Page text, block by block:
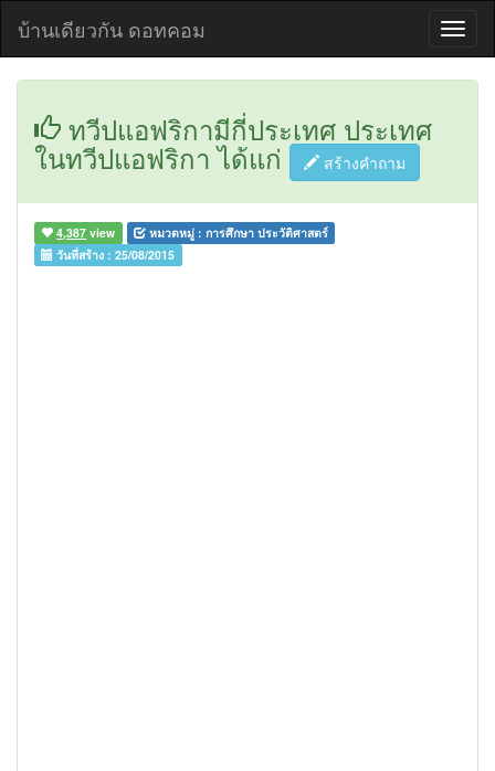
บ้านเดียวกัน ดอทคอม
ทวีปแอฟริกามีกี่ประเทศ ประเทศ
ในทวีปแอฟริกา ได้แก่ สร้างคำถาม
4,387 view หมวดหมู่ : การศึกษา ประวัติศาสตร์
วันที่สร้าง :25/08/2015